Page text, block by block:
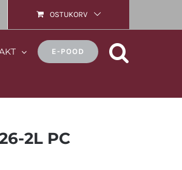
OSTUKORV
E-POOD
2L PC